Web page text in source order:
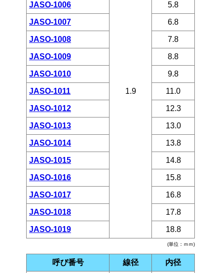
(単位：ｍｍ)
1.9
JASO-1006 5.8
JASO-1007 6.8
JASO-1008 7.8
JASO-1009 8.8
JASO-1010 9.8
JASO-1011 11.0
JASO-1012 12.3
JASO-1013 13.0
JASO-1014 13.8
JASO-1015 14.8
JASO-1016 15.8
JASO-1017 16.8
JASO-1018 17.8
JASO-1019 18.8
呼び番号 線径 内径